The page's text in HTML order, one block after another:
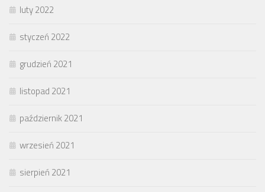
luty 2022
styczeń 2022
grudzień 2021
listopad 2021
październik 2021
wrzesień 2021
sierpień 2021